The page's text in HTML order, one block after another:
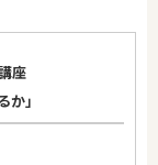
座
」